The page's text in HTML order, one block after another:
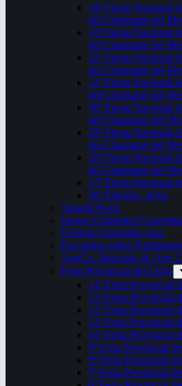
34ª Fiesta Nacional
del Chamamé del
33ª Fiesta Nacional
del Chamamé del
32ª Fiesta Nacional
del Chamamé del
31ª Fiesta Nacional
del Chamamé del
30ª Fiesta Nacional
del Chamamé del
29ª Fiesta Nacional
del Chamamé del
28ª Fiesta Nacional
del Chamamé del
27ª Fiesta Nacional
26ª Edición. 2016.
Taragüi Rock
Juegos Culturales
Festival Corrientes Jazz
Encuentro sobre
ArteCo. Mercado de Arte
Feria Provincial del Libro
14ª Feria Provincial
13ª Feria Provincial
12ª Feria Provincial
11ª Feria Provincial
10ª Feria Provincial
9ª Feria Provincial
8ª Feria Provincial
7ª Feria Provincial